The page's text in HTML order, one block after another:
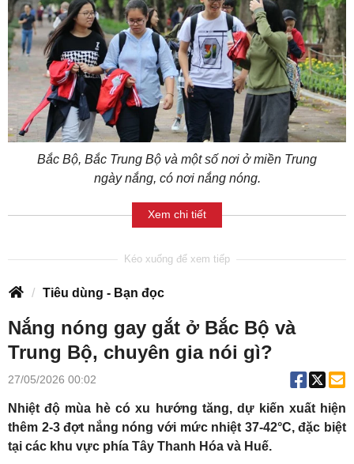
Bắc Bộ, Bắc Trung Bộ và một số nơi ở miền Trung
ngày nắng, có nơi nắng nóng.
Xem chi tiết
Tiêu dùng - Bạn đọc
Nắng nóng gay gắt ở Bắc Bộ và
Trung Bộ, chuyên gia nói gì?
27/05/2026 00:02
Nhiệt độ mùa hè có xu hướng tăng, dự kiến xuất hiện
thêm 2-3 đợt nắng nóng với mức nhiệt 37-42°C, đặc biệt
tại các khu vực phía Tây Thanh Hóa và Huế.